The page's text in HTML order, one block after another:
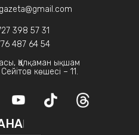
398 57 31
487 64 54
Қалқаман ықшам
көшесі – 11.